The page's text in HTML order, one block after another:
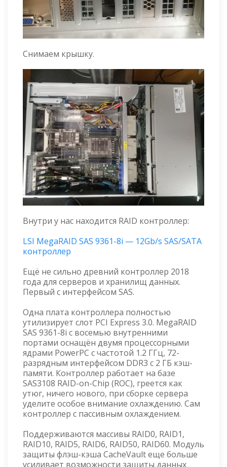
Снимаем крышку.
Внутри у нас находится RAID контроллер:
LSI MegaRAID SAS 9361-8i — 12Gb/s SAS/SATA
контроллер
Ещё не сильно древний контроллер 2018
года для серверов и хранилищ данных.
Первый с интерфейсом SAS.
Одна плата контроллера полностью
утилизирует слот PCI Express 3.0. MegaRAID
SAS 9361-8i с восемью внутренними
портами оснащён двумя процессорными
ядрами PowerPC с частотой 1.2 ГГц, 72-
разрядным интерфейсом DDR3 с 2 ГБ кэш-
памяти. Контроллер работает на базе
SAS3108 RAID-on-Chip (ROC), греется как
утюг, ничего нового, при сборке сервера
уделите особое внимание охлаждению. Сам
контроллер с пассивным охлаждением.
Поддерживаются массивы RAID0, RAID1,
RAID10, RAID5, RAID6, RAID50, RAID60. Модуль
защиты флэш-кэша CacheVault еще больше
усиливает возможности защиты данных